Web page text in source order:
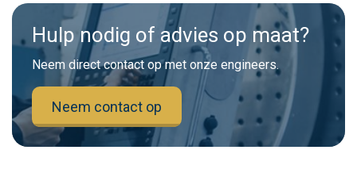
Hulp nodig of advies op maat?
Neem direct contact op met onze engineers.
Neem contact op